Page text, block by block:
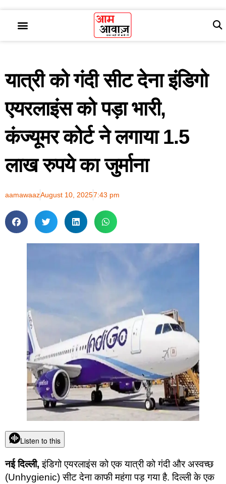
यात्री को गंदी सीट देना इंडिगो
एयरलाइंस को पड़ा भारी,
कंज्यूमर कोर्ट ने लगाया 1.5
लाख रुपये का जुर्माना
aamawaazAugust 10, 20257:43 pm
Listen to this
नई दिल्ली, इंडिगो एयरलाइंस को एक यात्री को गंदी और अस्वच्छ
(Unhygienic) सीट देना काफी महंगा पड़ गया है. दिल्ली के एक